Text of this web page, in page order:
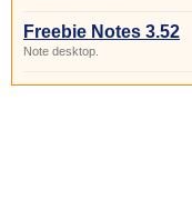
Freebie Notes 3.52
Note desktop.